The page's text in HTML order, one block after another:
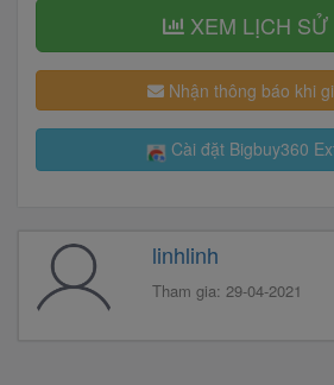
XEM LỊCH SỬ
Nhận thông báo khi
Cài đặt Bigbuy360
linhlinh
Tham gia: 29-04-2021